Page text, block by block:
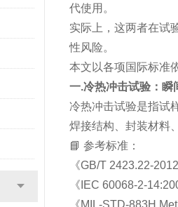
代使用。
实际上，这两者在试
性风险。
本文以各项国际标准
一.冷热冲击试验：瞬
冷热冲击试验是指试
焊接结构、封装材料
📘 参考标准：
《GB/T 2423.22-
《IEC 60068-2-
《MIL-STD-883H